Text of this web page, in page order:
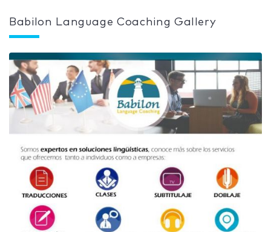
Babilon Language Coaching Gallery